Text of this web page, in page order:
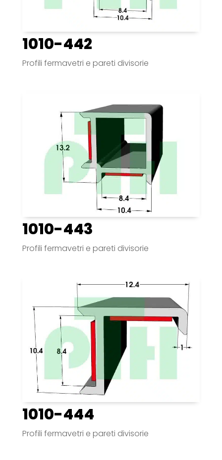
1010-442
Profili fermavetri e pareti divisorie
1010-443
Profili fermavetri e pareti divisorie
1010-444
Profili fermavetri e pareti divisorie